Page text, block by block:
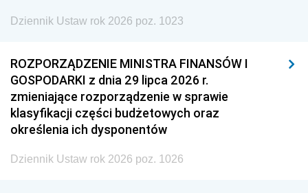
Dziennik Ustaw rok 2026 poz. 1023
ROZPORZĄDZENIE MINISTRA FINANSÓW I
GOSPODARKI z dnia 29 lipca 2026 r.
zmieniające rozporządzenie w sprawie
klasyfikacji części budżetowych oraz
określenia ich dysponentów
Dziennik Ustaw rok 2026 poz. 1026